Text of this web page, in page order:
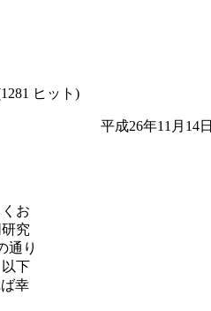
1281 ヒット )
月14日
お
究
通り
下
幸